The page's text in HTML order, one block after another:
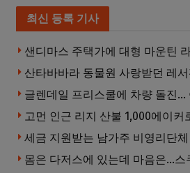
최신 등록 기사
글렌데일 프리스쿨에 차량 돌진…